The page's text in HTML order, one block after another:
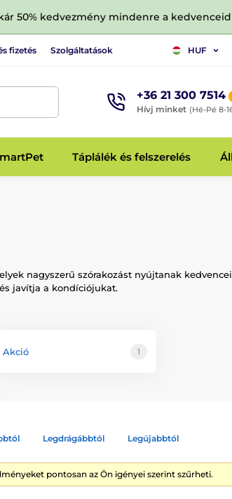
50% kedvezmény mindenre a
fizetés Szolgáltatások HUF
+36 21 300 7514
Hívj minket (Hé-Pé 8-
Táplálék és felszerelés
nagyszerű szórakozást nyújtanak
javítja a kondíciójukat.
Akció 1
Legdrágábbtól Legújabbtól
pontosan az Ön igényei szerint szűrheti.